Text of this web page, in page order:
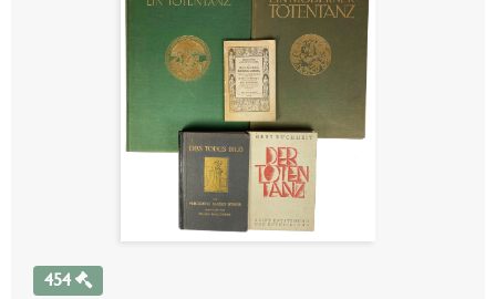
454